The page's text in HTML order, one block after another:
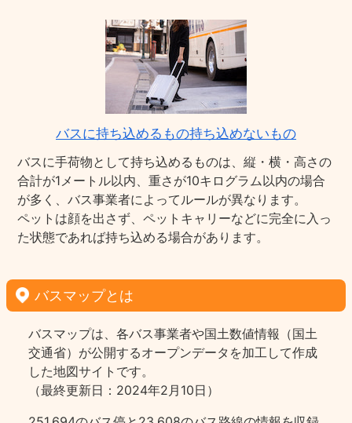
バスに持ち込めるもの持ち込めないもの
バスに手荷物として持ち込めるものは、縦・横・高さの
合計が1メートル以内、重さが10キログラム以内の場合
が多く、バス事業者によってルールが異なります。
ペットは顔を出さず、ペットキャリーなどに完全に入っ
た状態であれば持ち込める場合があります。
バスマップとは
バスマップは、各バス事業者や国土数値情報（国土
交通省）が公開するオープンデータを加工して作成
した地図サイトです。
（最終更新日：2024年2月10日）